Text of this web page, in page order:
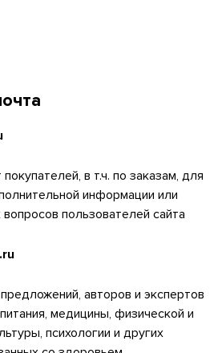
в т.ч. по заказам, для
информации или
пользователей сайта
авторов и экспертов
медицины, физической и
психологии и других